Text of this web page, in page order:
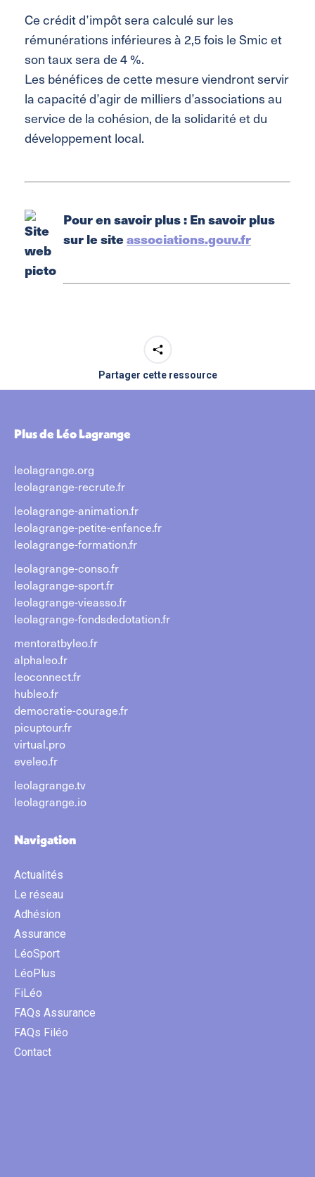
Ce crédit d’impôt sera calculé sur les
rémunérations inférieures à 2,5 fois le Smic et
son taux sera de 4 %.
Les bénéfices de cette mesure viendront servir
la capacité d’agir de milliers d’associations au
service de la cohésion, de la solidarité et du
développement local.
Pour en savoir plus :En savoir plus
sur le siteassociations.gouv.fr
Partager cette ressource
Plus de Léo Lagrange
leolagrange.org
leolagrange-recrute.fr
leolagrange-animation.fr
leolagrange-petite-enfance.fr
leolagrange-formation.fr
leolagrange-conso.fr
leolagrange-sport.fr
leolagrange-vieasso.fr
leolagrange-fondsdedotation.fr
mentoratbyleo.fr
alphaleo.fr
leoconnect.fr
hubleo.fr
democratie-courage.fr
picuptour.fr
virtual.pro
eveleo.fr
leolagrange.tv
leolagrange.io
Navigation
Actualités
Le réseau
Adhésion
Assurance
LéoSport
LéoPlus
FiLéo
FAQs Assurance
FAQs Filéo
Contact